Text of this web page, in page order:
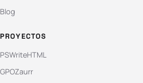
Blog
PROYECTOS
PSWriteHTML
GPOZaurr